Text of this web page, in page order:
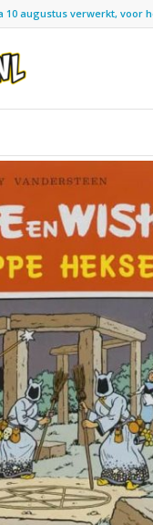
10 augustus verwerkt, voor